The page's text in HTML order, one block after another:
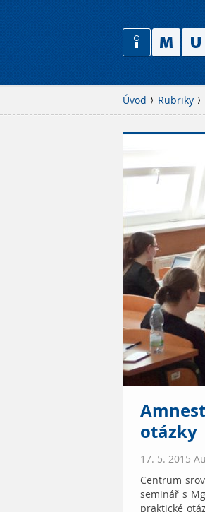
Úvod Rubriky
otázky
17. 5. 2015
Centrum
seminář s
praktické